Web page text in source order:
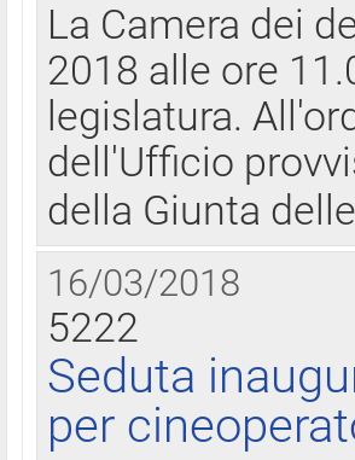
La Camera dei
2018 alle ore
legislatura.
dell'Ufficio
della Giunta delle
16/03/2018
5222
Seduta
per